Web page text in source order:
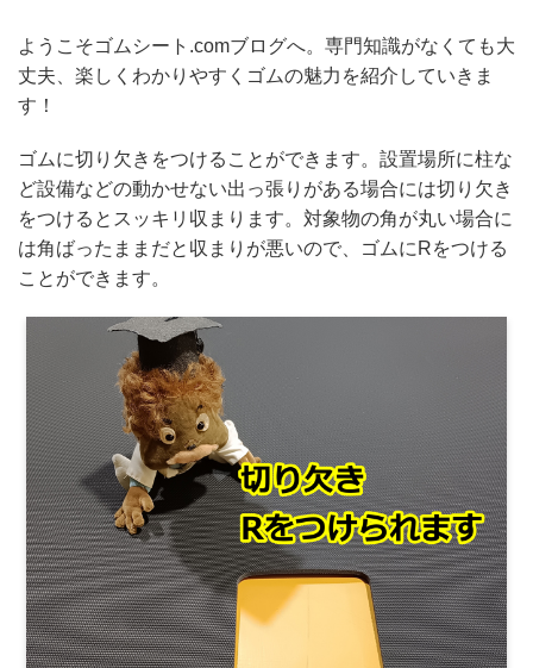
ようこそゴムシート.comブログへ。専門知識がなくても大
丈夫、楽しくわかりやすくゴムの魅力を紹介していきま
す！
ゴムに切り欠きをつけることができます。設置場所に柱な
ど設備などの動かせない出っ張りがある場合には切り欠き
をつけるとスッキリ収まります。対象物の角が丸い場合に
は角ばったままだと収まりが悪いので、ゴムにRをつける
ことができます。